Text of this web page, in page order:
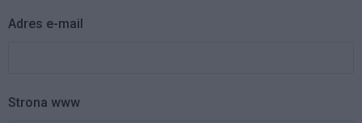
Adres e-mail
Strona www